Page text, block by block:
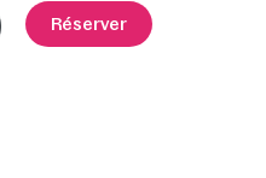
Réserver